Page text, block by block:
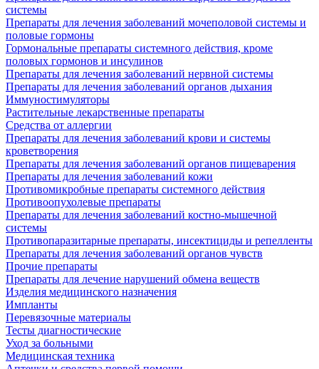
системы
Препараты для лечения заболеваний мочеполовой системы и
половые гормоны
Гормональные препараты системного действия, кроме
половых гормонов и инсулинов
Препараты для лечения заболеваний нервной системы
Препараты для лечения заболеваний органов дыхания
Иммуностимуляторы
Растительные лекарственные препараты
Средства от аллергии
Препараты для лечения заболеваний крови и системы
кроветворения
Препараты для лечения заболеваний органов пищеварения
Препараты для лечения заболеваний кожи
Противомикробные препараты системного действия
Противоопухолевые препараты
Препараты для лечения заболеваний костно-мышечной
системы
Противопаразитарные препараты, инсектициды и репелленты
Препараты для лечения заболеваний органов чувств
Прочие препараты
Препараты для лечение нарушений обмена веществ
Изделия медицинского назначения
Импланты
Перевязочные материалы
Тесты диагностические
Уход за больными
Медицинская техника